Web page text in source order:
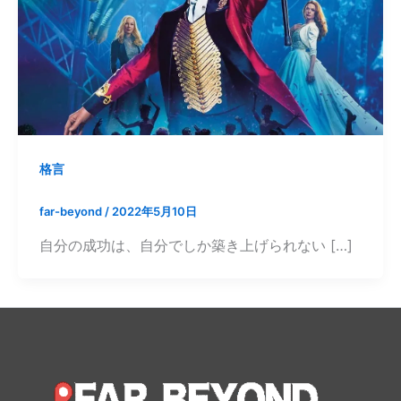
格言
far-beyond/2022年5月10日
自分の成功は、自分でしか築き上げられない […]